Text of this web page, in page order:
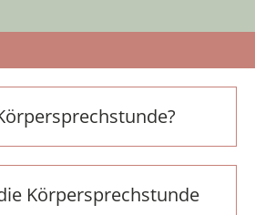
Körpersprechstunde